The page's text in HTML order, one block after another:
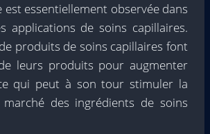
est essentiellement observée dans
applications de soins capillaires.
produits de soins capillaires font
leurs produits pour augmenter
qui peut à son tour stimuler la
des ingrédients de soins